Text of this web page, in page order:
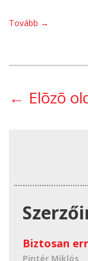
Tovább →
← Elõzõ
Biztosan
Pintér Miklós